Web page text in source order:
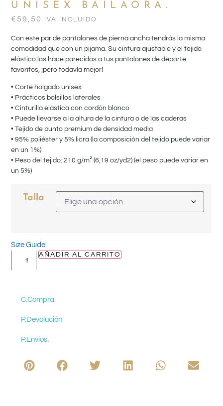
UNISEX BAILAORA.
€ 59,50 IVA INCLUIDO
Con este par de pantalones de pierna ancha tendrás la misma
comodidad que con un pijama. Su cintura ajustable y el tejido
elástico los hace parecidos a tus pantalones de deporte
favoritos, ¡pero todavía mejor!
• Corte holgado unisex
• Prácticos bolsillos laterales
• Cinturilla elástica con cordón blanco
• Puede llevarse a la altura de la cintura o de las caderas
• Tejido de punto premium de densidad media
• 95% poliéster y 5% licra (la composición del tejido puede variar
en un 1%)
• Peso del tejido: 210 g/m² (6,19 oz/yd2) (el peso puede variar en
un 5%)
Talla
Size Guide
AÑADIR AL CARRITO
C.Compra.
P.Devolución
P.Envíos.